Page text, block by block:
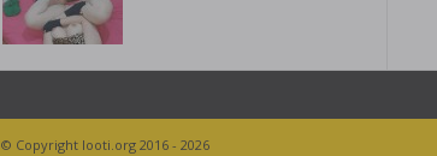
© Copyright looti.org 2016 - 2026